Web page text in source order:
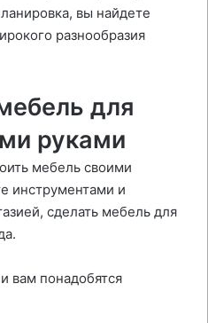
вы найдете
разнообразия
для
руками
мебель своими
инструментами и
сделать мебель для
вам понадобятся